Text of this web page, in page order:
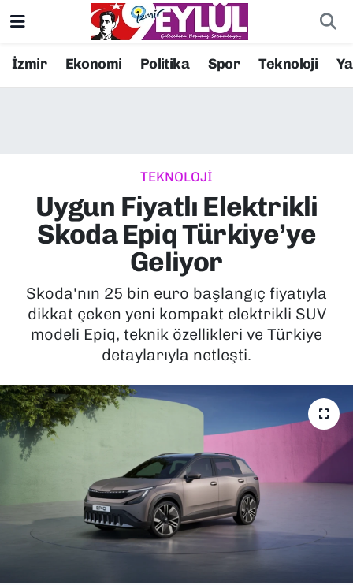
İzmir Ekonomi Politika Spor Teknoloji
TEKNOLOJİ
Uygun Fiyatlı Elektrikli
Skoda Epiq Türkiye’ye
Geliyor
Skoda'nın 25 bin euro başlangıç fiyatıyla
dikkat çeken yeni kompakt elektrikli SUV
modeli Epiq, teknik özellikleri ve Türkiye
detaylarıyla netleşti.
Resmi İlanlar
EKONOMİ
KÜLTÜR SANAT
MAGAZİN
POLİTİKA
SAĞLIK
SPOR
YAŞAM
YEREL YÖNETİMLER
Konak Nöbetçi Eczaneler
Süper Lig Puan Durumu ve Fikstür
Tüm Manşetler
Son Dakika Haberleri
Haber Arşivi